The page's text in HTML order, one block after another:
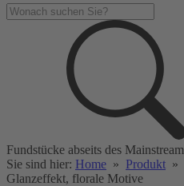
Fundstücke abseits des Mainstream
Sie sind hier: Home » Produkt »
Glanzeffekt, florale Motive